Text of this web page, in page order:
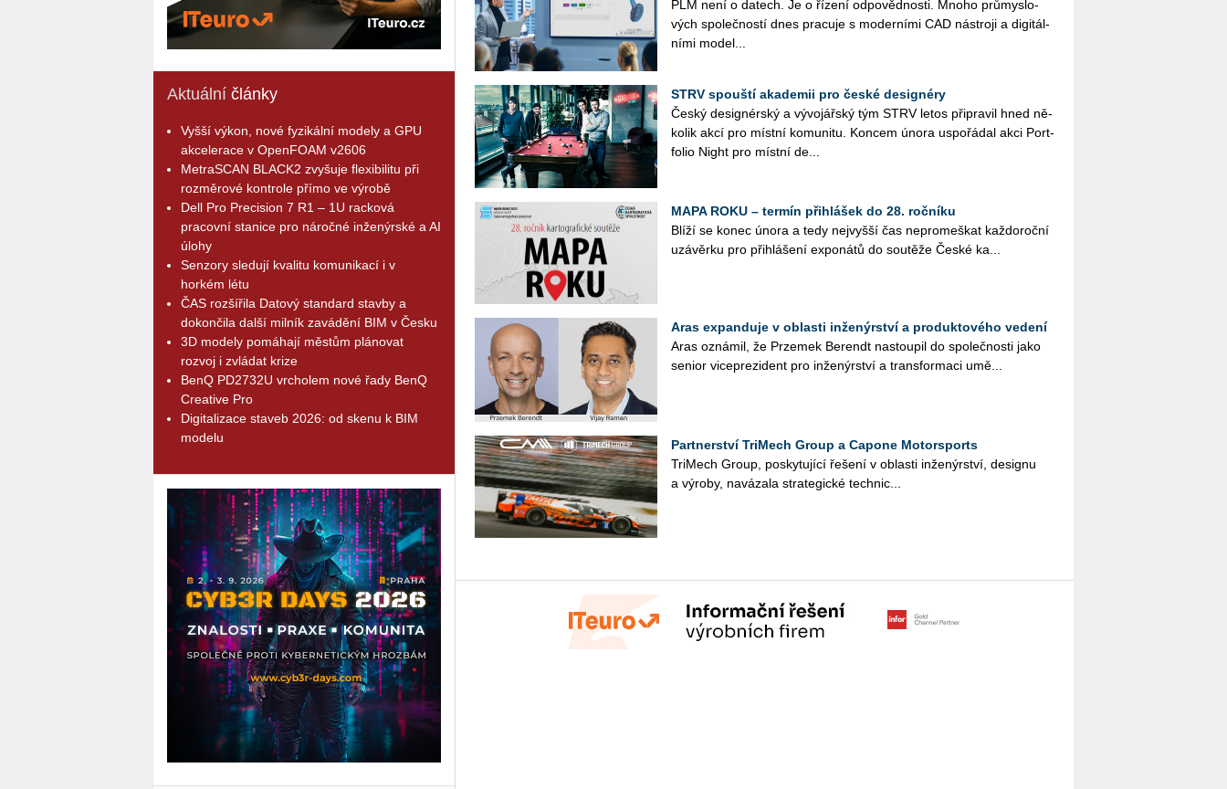
Aktuální články
Vyšší výkon, nové fyzikální modely a GPU
akcelerace v OpenFOAM v2606
MetraSCAN BLACK2 zvyšuje flexibilitu při
rozměrové kontrole přímo ve výrobě
Dell Pro Precision 7 R1 – 1U racková
pracovní stanice pro náročné inženýrské a AI
úlohy
Senzory sledují kvalitu komunikací i v
horkém létu
ČAS rozšířila Datový standard stavby a
dokončila další milník zavádění BIM v Česku
3D modely pomáhají městům plánovat
rozvoj i zvládat krize
BenQ PD2732U vrcholem nové řady BenQ
Creative Pro
Digitalizace staveb 2026: od skenu k BIM
modelu
PLM není o datech. Je o řízení odpovědnosti. Mnoho prů­mys­lo­
vých spo­leč­nos­tí dnes pra­cu­je s mo­der­ní­mi CAD ná­stro­ji a di­gi­tál­
ní­mi mo­de­l...
STRV spouští akademii pro české designéry
Český de­sig­nér­ský a vý­vo­jář­ský tým STRV letos při­pra­vil hned ně­
ko­lik akcí pro míst­ní ko­mu­ni­tu. Kon­cem února uspo­řá­dal akci Port­
fo­lio Night pro míst­ní de...
MAPA ROKU – termín přihlášek do 28. ročníku
Blíží se konec února a tedy nej­vyš­ší čas ne­pro­meš­kat kaž­do­roč­ní
uzá­věr­ku pro při­hlá­še­ní ex­po­ná­tů do sou­tě­že České ka...
Aras expanduje v oblasti inženýrství a produktového vedení
Aras ozná­mil, že Pr­ze­mek Be­ren­dt na­stou­pil do spo­leč­nos­ti jako
se­ni­or vi­ce­pre­zi­dent pro in­že­nýr­ství a trans­for­ma­ci umě...
Partnerství TriMech Group a Capone Motorsports
Tri­Mech Group, po­sky­tu­jí­cí ře­še­ní v ob­las­ti in­že­nýr­ství, de­sig­nu
a vý­ro­by, na­vá­za­la stra­te­gic­ké tech­nic­...